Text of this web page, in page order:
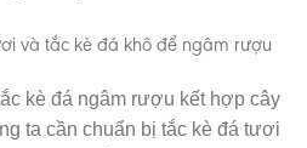
và tắc kè đá khô để ngâm rượu
kè đá ngâm rượu kết hợp cây
ta cần chuẩn bị tắc kè đá tươi